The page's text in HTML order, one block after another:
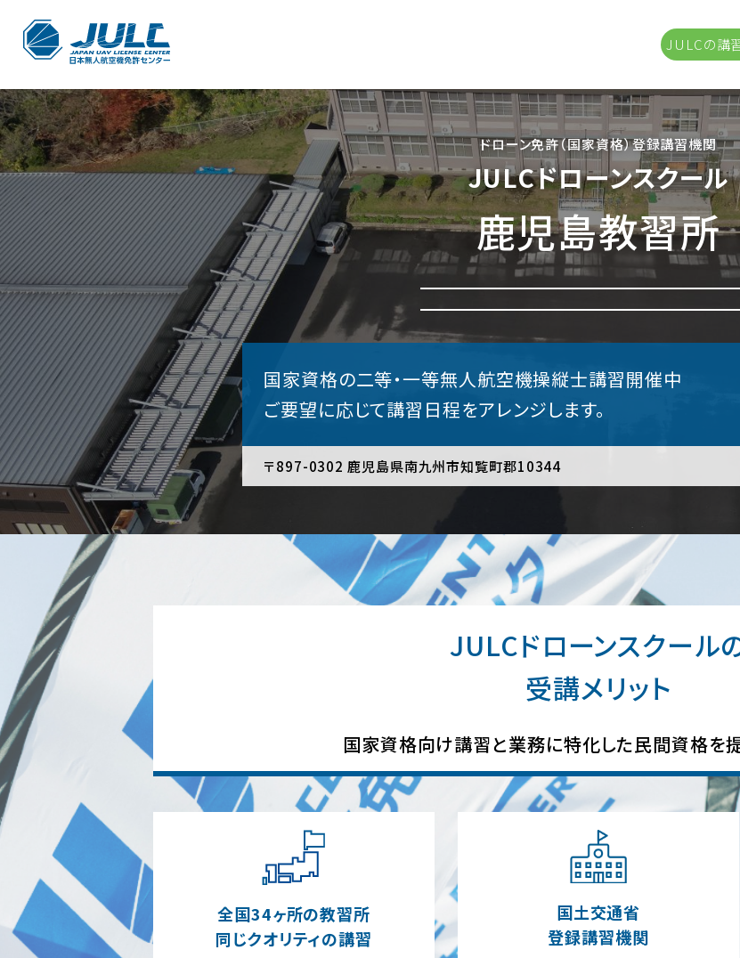
JULCの講
ドローン免許（国家資格）登録講習機関
JULCドローンスクール
鹿児島教習所
国家資格の二等・一等無人航空機操縦士講習開催中
ご要望に応じて講習日程をアレンジします。
〒897-0302 鹿児島県南九州市知覧町郡10344
JULCドローンスクール
受講メリット
国家資格向け講習と業務に特化した民間資格を提
全国34ヶ所の教習所
同じクオリティの講習
国土交通省
登録講習機関